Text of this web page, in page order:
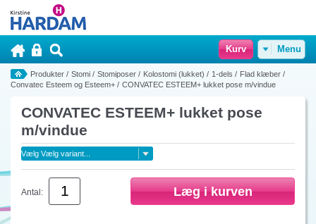
Kurv Menu
Produkter / Stomi / Stomiposer / Kolostomi (lukket) / 1-dels / Flad klæber /
Convatec Esteem og Esteem+ / CONVATEC ESTEEM+ lukket pose m/vindue
CONVATEC ESTEEM+ lukket pose
m/vindue
Antal: